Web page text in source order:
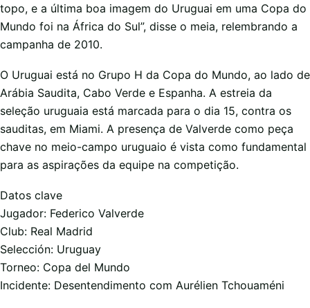
topo, e a última boa imagem do Uruguai em uma Copa do
Mundo foi na África do Sul”, disse o meia, relembrando a
campanha de 2010.
O Uruguai está no Grupo H da Copa do Mundo, ao lado de
Arábia Saudita, Cabo Verde e Espanha. A estreia da
seleção uruguaia está marcada para o dia 15, contra os
sauditas, em Miami. A presença de Valverde como peça
chave no meio-campo uruguaio é vista como fundamental
para as aspirações da equipe na competição.
Datos clave
Jugador: Federico Valverde
Club: Real Madrid
Selección: Uruguay
Torneo: Copa del Mundo
Incidente: Desentendimento com Aurélien Tchouaméni